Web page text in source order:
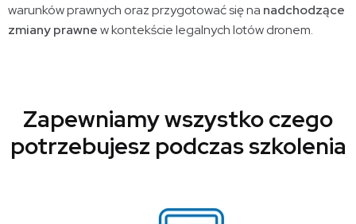
warunków prawnych oraz przygotować się na nadchodzące
zmiany prawnew kontekście legalnych lotów dronem.
Zapewniamy wszystko czego
potrzebujesz podczas szkolenia